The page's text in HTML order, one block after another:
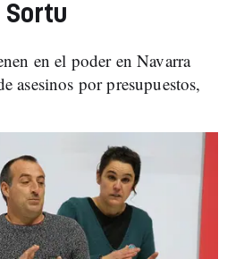
Sortu
en el poder en Navarra
asesinos por presupuestos,